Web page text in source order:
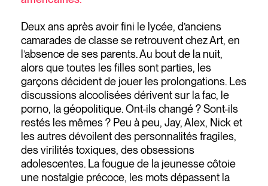
Deux ans après avoir fini le lycée, d’anciens
camarades de classe se retrouvent chez Art, en
l’absence de ses parents. Au bout de la nuit,
alors que toutes les filles sont parties, les
garçons décident de jouer les prolongations. Les
discussions alcoolisées dérivent sur la fac, le
porno, la géopolitique. Ont-ils changé ? Sont-ils
restés les mêmes ? Peu à peu, Jay, Alex, Nick et
les autres dévoilent des personnalités fragiles,
des virilités toxiques, des obsessions
adolescentes. La fougue de la jeunesse côtoie
une nostalgie précoce, les mots dépassent la